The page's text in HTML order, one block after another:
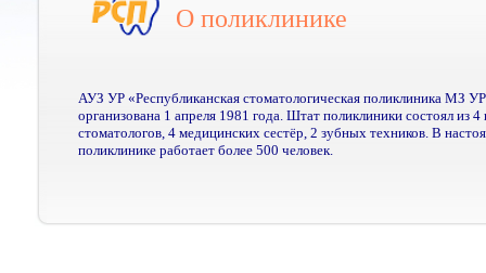
О поликлинике
АУЗ УР «Республиканская стоматологическая поликлиника МЗ
организована 1 апреля 1981 года. Штат поликлиники состоял из 4
стоматологов, 4 медицинских сестёр, 2 зубных техников. В
поликлинике работает более 500 человек.